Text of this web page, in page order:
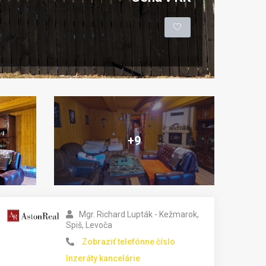
+9
Mgr. Richard Lupták - Kežmarok,
Spiš, Levoča
Zobraziť telefónne číslo
Inzeráty kancelárie